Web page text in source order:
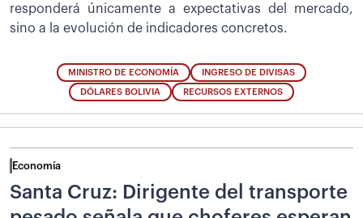
responderá únicamente a expectativas del mercado,
sino a la evolución de indicadores concretos.
MINISTRO DE ECONOMÍA INGRESO DE DIVISAS
DÓLARES BOLIVIA RECURSOS EXTERNOS
Economía
Santa Cruz: Dirigente del transporte